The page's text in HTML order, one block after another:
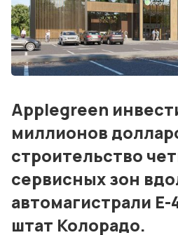
События
Мнения
Видео
Условия
Applegreen
миллионов
строительство
сервисных зон
автомагистрали
штат Колорадо.